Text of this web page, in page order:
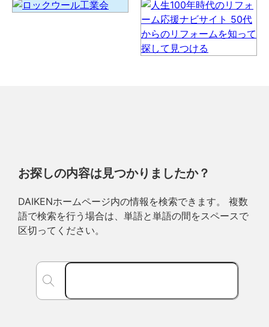
お探しの内容は見つかりましたか？
DAIKENホームページ内の情報を検索できます。 複数
語で検索を行う場合は、単語と単語の間をスペースで
区切ってください。